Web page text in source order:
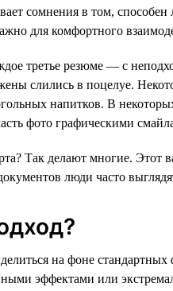
сомнения в том,
для комфортного
третье резюме — с
слились в поцелуе.
напитков. В
фото графическими
Так делают многие.
люди часто
на фоне
эффектами или